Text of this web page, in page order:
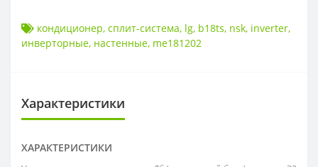
кондиционер, сплит-система, lg, b18ts, nsk, inverter,
инверторные, настенные, me181202
Характеристики
ХАРАКТЕРИСТИКИ